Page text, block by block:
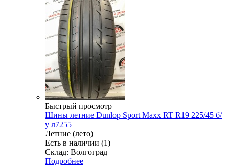
Быстрый просмотр
Шины летние Dunlop Sport Maxx RT R19 225/45 б/
у л7255
Летние (лето)
Есть в наличии (1)
Склад: Волгоград
Подробнее